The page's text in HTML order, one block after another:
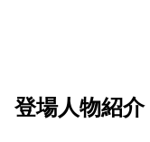
登場人物紹介